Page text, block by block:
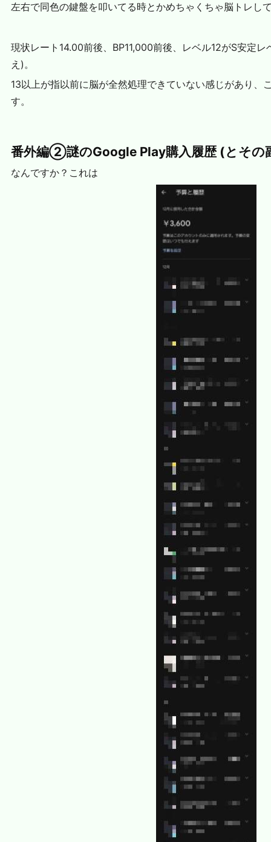
左右で同色の鍵盤を叩いてる時とかめちゃくちゃ脳トレし
現状レート14.00前後、BP11,000前後、レベル12がS安定
え)。
13以上が指以前に脳が全然処理できていない感じがあり、
す。
番外編②謎のGoogle Play購入履歴 (とその
なんですか？これは